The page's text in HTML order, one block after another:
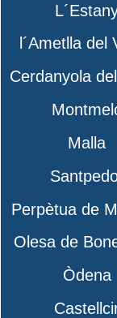
l´Ametlla del
Cerdanyola
Malla
Perpètua de
Olesa de
Òdena